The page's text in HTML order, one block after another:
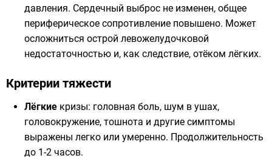
давления. Сердечный выброс не изменен, общее
периферическое сопротивление повышено. Может
осложниться острой левожелудочковой
недостаточностью и, как следствие, отёком лёгких.
Критерии тяжести
Лёгкие кризы: головная боль, шум в ушах,
головокружение, тошнота и другие симптомы
выражены легко или умеренно. Продолжительность
до 1-2 часов.